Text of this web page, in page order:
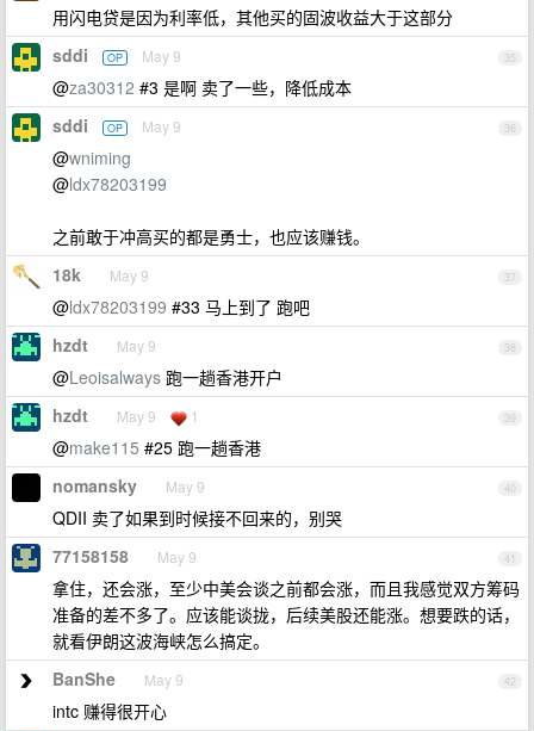
用闪电贷是因为利率低，其他买的固波收益大于这部分
35
sddi OP May 9
@za30312 #3 是啊 卖了一些，降低成本
36
sddi OP May 9
@wniming
@ldx78203199
之前敢于冲高买的都是勇士，也应该赚钱。
37
18k May 9
@ldx78203199 #33 马上到了 跑吧
38
hzdt May 9
@Leoisalways 跑一趟香港开户
39
hzdt May 9 1
@make115 #25 跑一趟香港
40
nomansky May 9
QDII 卖了如果到时候接不回来的，别哭
41
77158158 May 9
拿住，还会涨，至少中美会谈之前都会涨，而且我感觉双方筹码
准备的差不多了。应该能谈拢，后续美股还能涨。想要跌的话，
就看伊朗这波海峡怎么搞定。
42
BanShe May 9
intc 赚得很开心